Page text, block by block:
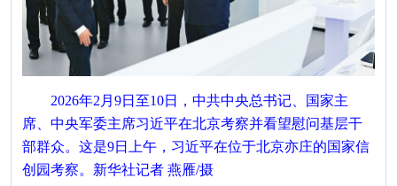
2026年2月9日至10日，中共中央总书记、国家主
席、中央军委主席习近平在北京考察并看望慰问基层干
部群众。这是9日上午，习近平在位于北京亦庄的国家信
创园考察。新华社记者 燕雁/摄